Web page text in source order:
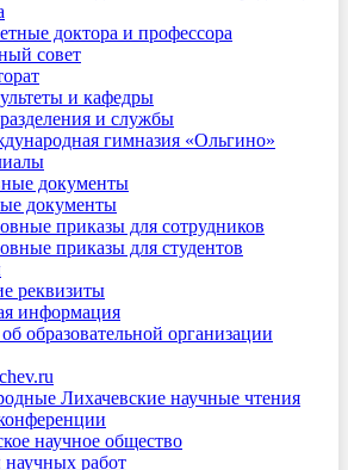
доктора и профессора
совет
и кафедры
и службы
гимназия «Ольгино»
документы
документы
приказы для сотрудников
приказы для студентов
реквизиты
информация
образовательной организации
Лихачевские научные чтения
научное общество
работ